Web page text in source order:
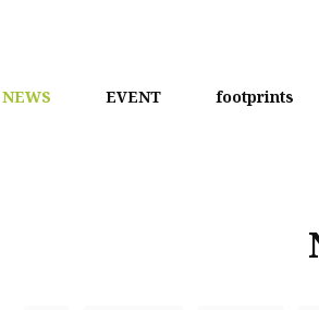
NEWS EVENT footprints